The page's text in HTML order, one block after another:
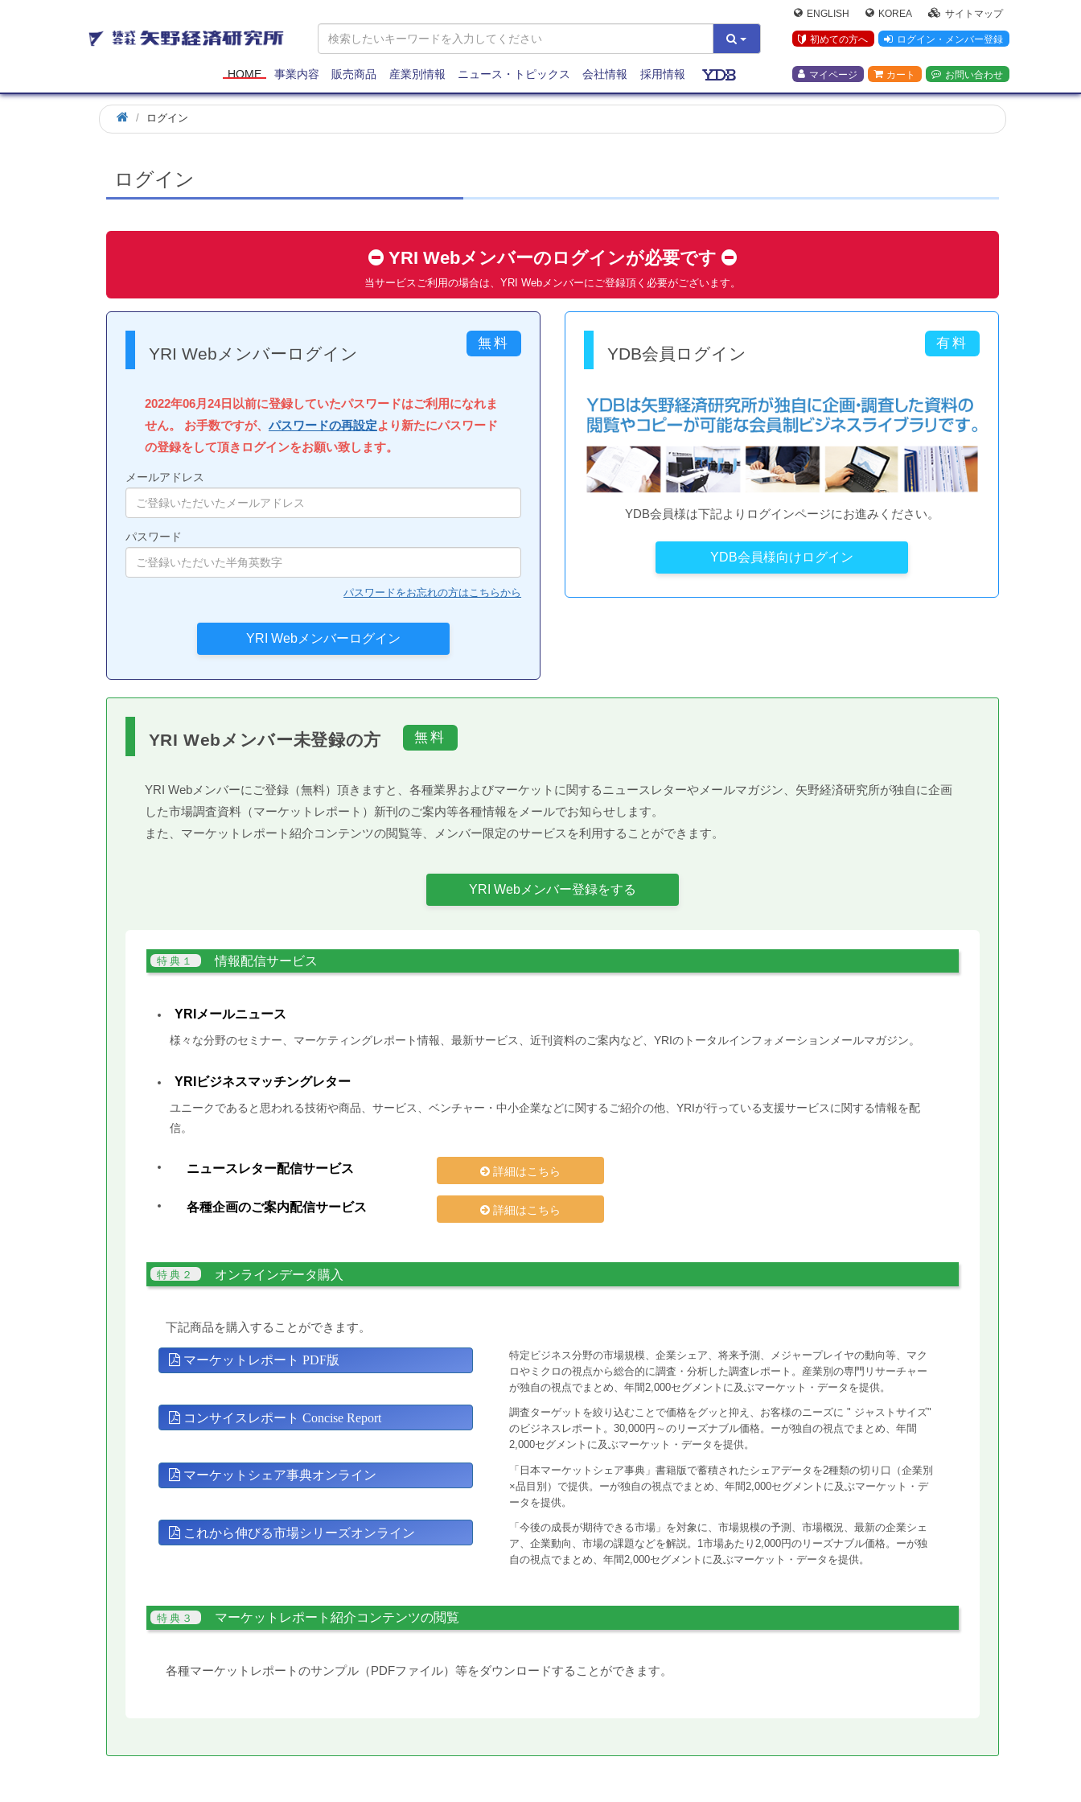
矢
野
研
究
所
ENGLISH KOREA サイトマップ
初めての方へ ログイン・メンバー登録
マイページ カート お問い合わせ
HOME 事業内容 販売商品 産業別情報 ニュース・トピックス 会社情報 採用情報
ログイン
ログイン
YRI Webメンバーのログインが必要です
当サービスご利用の場合は、YRI Webメンバーにご登録頂く必要がございます。
YRI Webメンバーログイン
2022年06月24日以前に登録していたパスワードはご利用になれま
せん。 お手数ですが、 パスワードの再設定より新たにパスワード
の登録をして頂きログインをお願い致します。
メールアドレス
パスワード
パスワードをお忘れの方はこちらから
YDB会員ログイン
YDB会員様は下記よりログインページにお進みください。
YDB会員様向けログイン
YRI Webメンバー未登録の方
YRI Webメンバーにご登録（無料）頂きますと、各種業界およびマーケットに関するニュースレターやメールマガジン、矢野経済研究所が独自に企画
した市場調査資料（マーケットレポート）新刊のご案内等各種情報をメールでお知らせします。
また、マーケットレポート紹介コンテンツの閲覧等、メンバー限定のサービスを利用することができます。
YRI Webメンバー登録をする
情報配信サービス
YRIメールニュース
様々な分野のセミナー、マーケティングレポート情報、最新サービス、近刊資料のご案内など、YRIのトータルインフォメーションメールマガジン。
YRIビジネスマッチングレター
ユニークであると思われる技術や商品、サービス、ベンチャー・中小企業などに関するご紹介の他、YRIが行っている支援サービスに関する情報を配
信。
ニュースレター配信サービス 詳細はこちら
各種企画のご案内配信サービス 詳細はこちら
オンラインデータ購入
下記商品を購入することができます。
マーケットレポート PDF版
特定ビジネス分野の市場規模、企業シェア、将来予測、メジャープレイヤの動向等、マク
ロやミクロの視点から総合的に調査・分析した調査レポート。産業別の専門リサーチャー
が独自の視点でまとめ、年間2,000セグメントに及ぶマーケット・データを提供。
コンサイスレポート Concise Report
調査ターゲットを絞り込むことで価格をグッと抑え、お客様のニーズに " ジャストサイズ"
のビジネスレポート。30,000円～のリーズナブル価格。ーが独自の視点でまとめ、年間
2,000セグメントに及ぶマーケット・データを提供。
マーケットシェア事典オンライン
「日本マーケットシェア事典」書籍版で蓄積されたシェアデータを2種類の切り口（企業別
×品目別）で提供。ーが独自の視点でまとめ、年間2,000セグメントに及ぶマーケット・デ
ータを提供。
これから伸びる市場シリーズオンライン
「今後の成長が期待できる市場」を対象に、市場規模の予測、市場概況、最新の企業シェ
ア、企業動向、市場の課題などを解説。1市場あたり2,000円のリーズナブル価格。ーが独
自の視点でまとめ、年間2,000セグメントに及ぶマーケット・データを提供。
マーケットレポート紹介コンテンツの閲覧
各種マーケットレポートのサンプル（PDFファイル）等をダウンロードすることができます。